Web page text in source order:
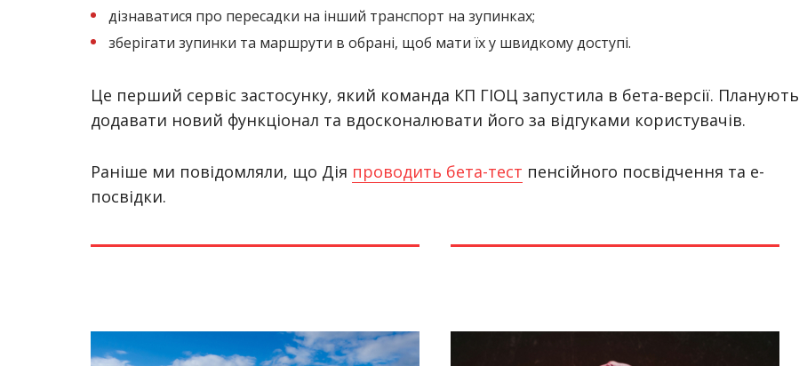
дізнаватися про пересадки на інший транспорт на зупинках;
зберігати зупинки та маршрути в обрані, щоб мати їх у швидкому доступі.
Це перший сервіс застосунку, який команда КП ГІОЦ запустила в бета-версії. Планують
додавати новий функціонал та вдосконалювати його за відгуками користувачів.
Раніше ми повідомляли, що Дія проводить бета-тест пенсійного посвідчення та е-
посвідки.